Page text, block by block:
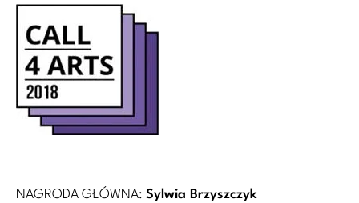
NAGRODA GŁÓWNA: Sylwia Brzyszczyk